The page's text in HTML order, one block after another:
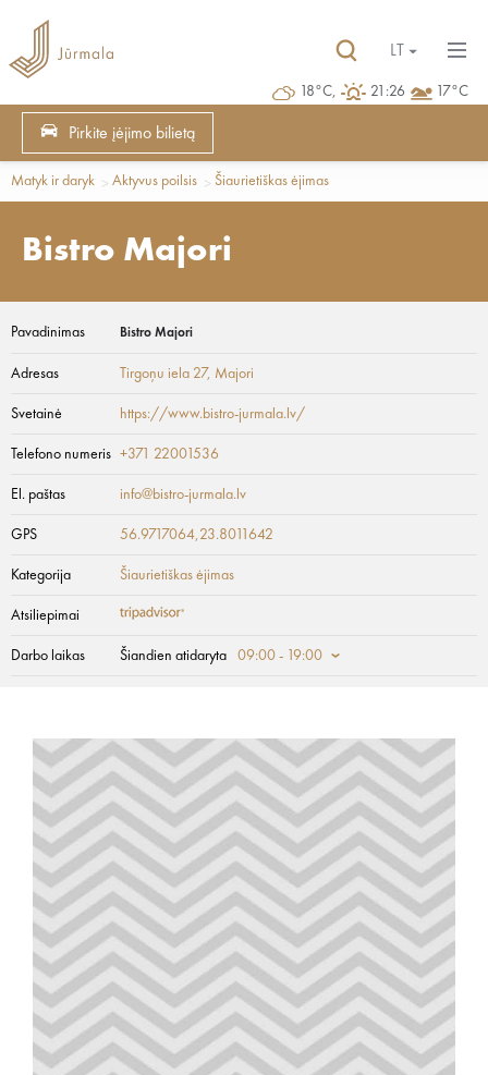
18°C, 21:26 17°C
LT
Pirkite įėjimo bilietą
Matyk ir daryk Aktyvus poilsis Šiaurietiškas ėjimas
Bistro Majori
Pavadinimas Bistro Majori
Adresas Tirgoņu iela 27, Majori
Svetainė https://www.bistro-jurmala.lv/
Telefono numeris +371 22001536
El. paštas info@bistro-jurmala.lv
GPS 56.9717064,23.8011642
Kategorija Šiaurietiškas ėjimas
Atsiliepimai
Darbo laikas Šiandien atidaryta 09:00 - 19:00